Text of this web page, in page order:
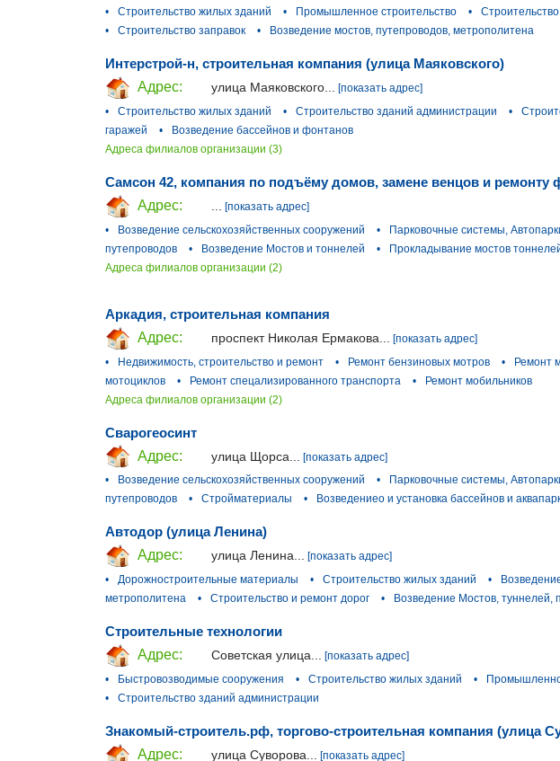
•
Строительство жилых зданий • Промышленное строительство •
•
Строительство заправок • Возведение мостов, путепроводов, метрополитена
Интерстрой-н, строительная компания (улица Маяковского)
Адрес:
улица Маяковского... [показать адрес]
•
Строительство жилых зданий • Строительство зданий администрации •
гаражей
•
Возведение бассейнов и фонтанов
Адреса филиалов организации (3)
Самсон 42, компания по подъёму домов, замене венцов и ремонту
Адрес:
[показать адрес]
•
Возведение сельскохозяйственных сооружений • Парковочные системы,
путепроводов
• Возведение Мостов и тоннелей •
Прокладывание мостов
Адреса филиалов организации (2)
Аркадия, строительная компания
Адрес:
проспект Николая Ермакова...
[показать адрес]
•
Недвижимость, строительство и ремонт • Ремонт бензиновых мотров •
Ремонт
мотоциклов
• Ремонт спецализированного транспорта •
Ремонт мобильников
Адреса филиалов организации (2)
Сварогеосинт
Адрес:
улица Щорса...
[показать адрес]
•
Возведение сельскохозяйственных сооружений • Парковочные системы,
путепроводов
• Стройматериалы • Возведениео и установка бассейнов и
Автодор (улица Ленина)
Адрес:
улица Ленина... [показать адрес]
•
Дорожностроительные материалы • Строительство жилых зданий •
метрополитена
• Строительство и ремонт дорог • Возведение Мостов, туннелей,
Строительные технологии
Адрес:
Советская улица...
[показать адрес]
•
Быстровозводимые сооружения • Строительство жилых зданий •
•
Строительство зданий администрации
Знакомый-строитель.рф, торгово-строительная компания (улица
Адрес:
улица Суворова...
[показать адрес]